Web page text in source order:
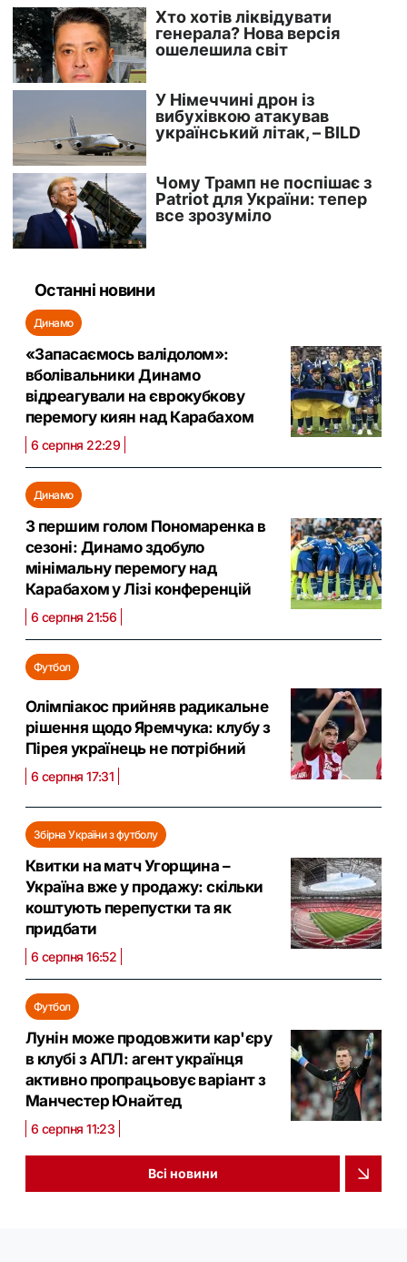
Останні новини
Динамо
«Запасаємось валідолом»:
вболівальники Динамо
відреагували на єврокубкову
перемогу киян над Карабахом
6 серпня 22:29
Динамо
З першим голом Пономаренка в
сезоні: Динамо здобуло
мінімальну перемогу над
Карабахом у Лізі конференцій
6 серпня 21:56
Футбол
Олімпіакос прийняв радикальне
рішення щодо Яремчука: клубу з
Пірея українець не потрібний
6 серпня 17:31
Збірна України з футболу
Квитки на матч Угорщина –
Україна вже у продажу: скільки
коштують перепустки та як
придбати
6 серпня 16:52
Футбол
Лунін може продовжити кар'єру
в клубі з АПЛ: агент українця
активно пропрацьовує варіант з
Манчестер Юнайтед
6 серпня 11:23
Всі новини